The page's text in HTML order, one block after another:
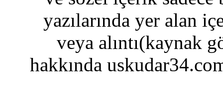
yazılarında yer alan
veya alıntı(kaynak
hakkında